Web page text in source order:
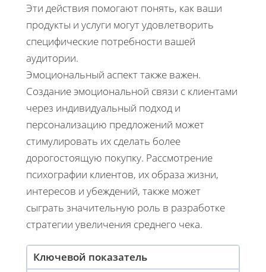
Эти действия помогают понять, как ваши
продукты и услуги могут удовлетворить
специфические потребности вашей
аудитории.
Эмоциональный аспект также важен.
Создание эмоциональной связи с клиентами
через индивидуальный подход и
персонализацию предложений может
стимулировать их сделать более
дорогостоящую покупку. Рассмотрение
психографии клиентов, их образа жизни,
интересов и убеждений, также может
сыграть значительную роль в разработке
стратегии увеличения среднего чека.
Ключевой показатель